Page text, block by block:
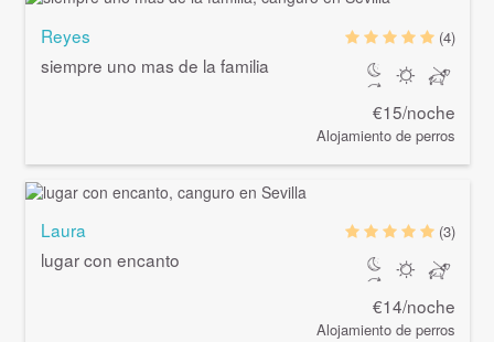
Reyes
siempre uno mas de la familia
(4)
€15/noche
Alojamiento de perros
Laura
lugar con encanto
(3)
€14/noche
Alojamiento de perros